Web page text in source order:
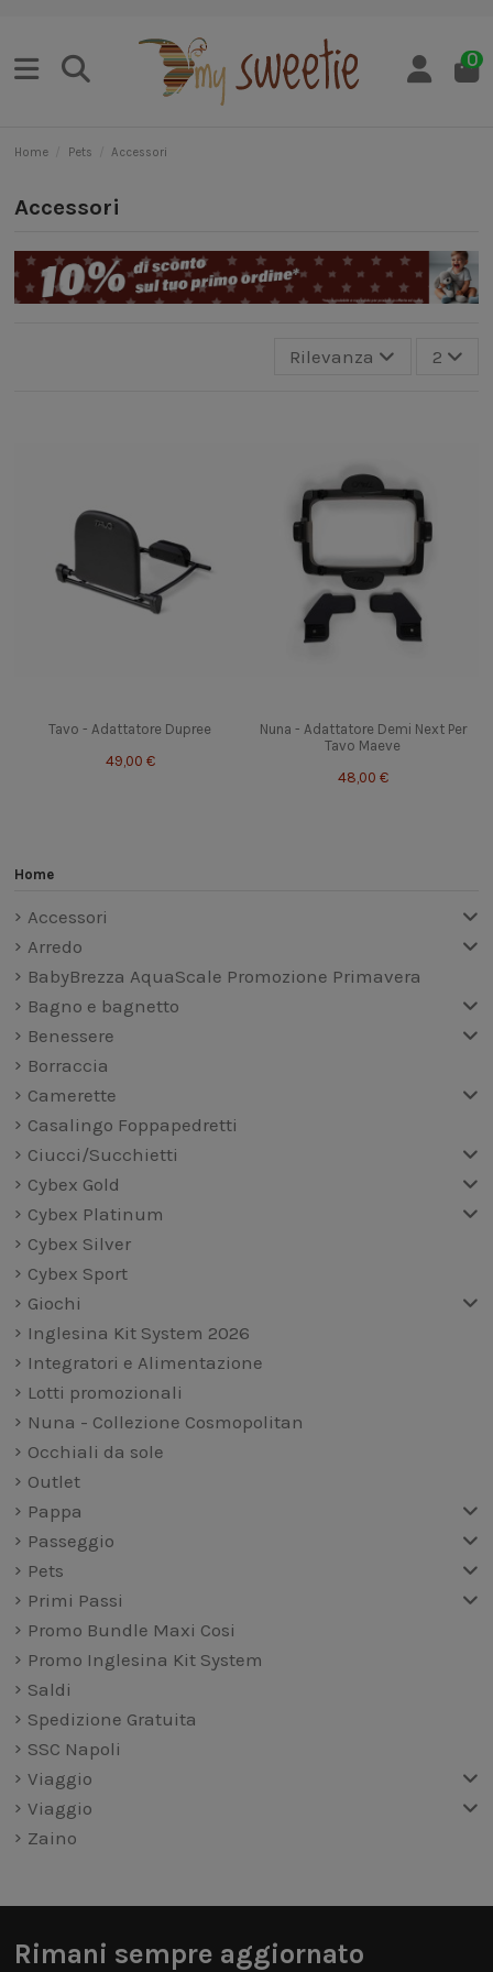
0
Home Pets Accessori
Accessori
Rilevanza 2
Tavo - Adattatore Dupree
49,00 €
Nuna - Adattatore Demi Next Per
Tavo Maeve
48,00 €
Home
Accessori
Arredo
BabyBrezza AquaScale Promozione Primavera
Bagno e bagnetto
Benessere
Borraccia
Camerette
Casalingo Foppapedretti
Ciucci/Succhietti
Cybex Gold
Cybex Platinum
Cybex Silver
Cybex Sport
Giochi
Inglesina Kit System 2026
Integratori e Alimentazione
Lotti promozionali
Nuna - Collezione Cosmopolitan
Occhiali da sole
Outlet
Pappa
Passeggio
Pets
Primi Passi
Promo Bundle Maxi Cosi
Promo Inglesina Kit System
Saldi
Spedizione Gratuita
SSC Napoli
Viaggio
Viaggio
Zaino
Rimani sempre aggiornato